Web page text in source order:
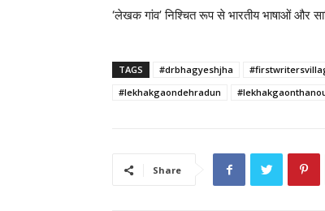
‘लेखक गांव’ निश्चित रूप से भारतीय भाषाओं और
TAGS #drbhagyeshjha
#lekhakgaondehradun
Share